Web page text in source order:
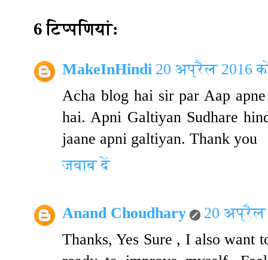
6 टिप्‍पणियां:
MakeInHindi 20 अप्रैल 2016
Acha blog hai sir par Aap
hai. Apni Galtiyan Sudhare
jaane apni galtiyan. Thank you
जवाब दें
Anand Choudhary
20 अप्रैल
Thanks, Yes Sure , I also want